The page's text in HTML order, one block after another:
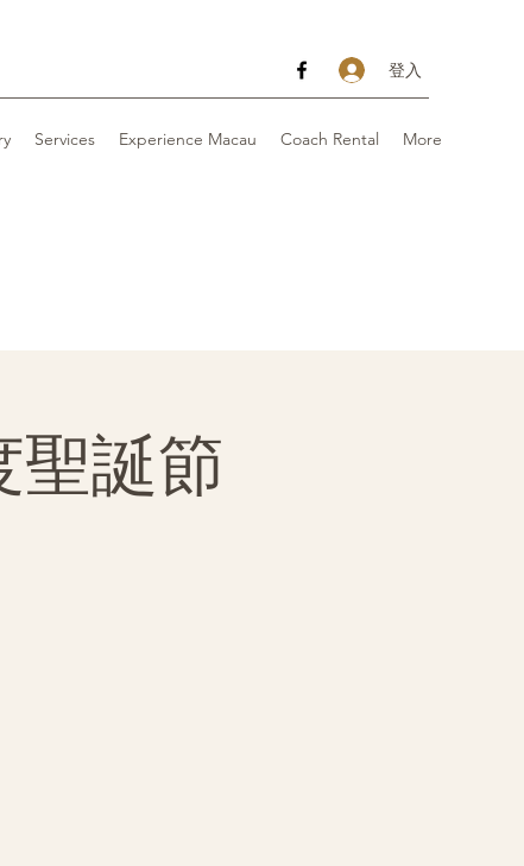
登入
Services Experience Macau Coach Rental More
聖誕節